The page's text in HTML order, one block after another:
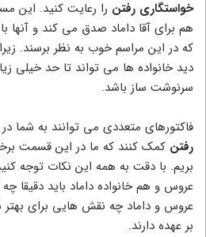
خواستگاری رفتن را رعایت کنید. این
هم برای آقا داماد صدق می کند و آنها
که در این مراسم خوب به نظر برسند.
دید خانواده ها می تواند تا حد خیلی
سرنوشت ساز باشد.
فاکتورهای متعددی می توانند به شما در
رفتن کمک کنند که ما در این قسمت
بریم. با دقت به همه این نکات توجه
عروس و هم خانواده داماد باید دقیقا
عروس و داماد چه نقش هایی برای
بر عهده دارند.